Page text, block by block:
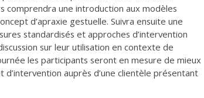
comprendra une introduction aux modèles
d’apraxie gestuelle. Suivra ensuite une
standardisés et approches d’intervention
sur leur utilisation en contexte de
les participants seront en mesure de mieux
auprès d’une clientèle présentant